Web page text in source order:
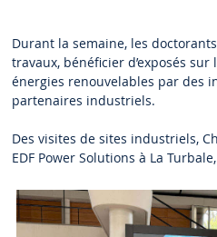
Durant la semaine, les
travaux, bénéficier d’exposés
énergies renouvelables par des
partenaires industriels.
Des visites de sites industriels,
EDF Power Solutions à La